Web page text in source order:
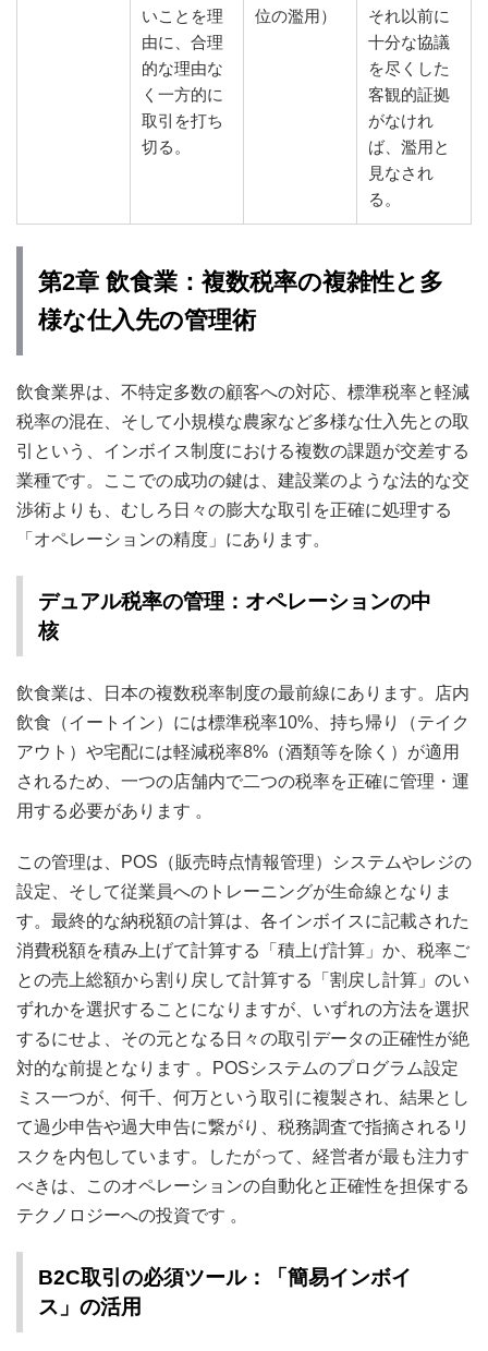
いことを理
由に、合理
的な理由な
く一方的に
取引を打ち
切る。
位の濫用）
それ以前に
十分な協議
を尽くした
客観的証拠
がなけれ
ば、濫用と
見なされ
る。
第2章 飲食業：複数税率の複雑性と多
様な仕入先の管理術
飲食業界は、不特定多数の顧客への対応、標準税率と軽減
税率の混在、そして小規模な農家など多様な仕入先との取
引という、インボイス制度における複数の課題が交差する
業種です。ここでの成功の鍵は、建設業のような法的な交
渉術よりも、むしろ日々の膨大な取引を正確に処理する
「オペレーションの精度」にあります。
デュアル税率の管理：オペレーションの中
核
飲食業は、日本の複数税率制度の最前線にあります。店内
飲食（イートイン）には標準税率10%、持ち帰り（テイク
アウト）や宅配には軽減税率8%（酒類等を除く）が適用
されるため、一つの店舗内で二つの税率を正確に管理・運
用する必要があります 。
この管理は、POS（販売時点情報管理）システムやレジの
設定、そして従業員へのトレーニングが生命線となりま
す。最終的な納税額の計算は、各インボイスに記載された
消費税額を積み上げて計算する「積上げ計算」か、税率ご
との売上総額から割り戻して計算する「割戻し計算」のい
ずれかを選択することになりますが、いずれの方法を選択
するにせよ、その元となる日々の取引データの正確性が絶
対的な前提となります 。POSシステムのプログラム設定
ミス一つが、何千、何万という取引に複製され、結果とし
て過少申告や過大申告に繋がり、税務調査で指摘されるリ
スクを内包しています。したがって、経営者が最も注力す
べきは、このオペレーションの自動化と正確性を担保する
テクノロジーへの投資です 。
B2C取引の必須ツール：「簡易インボイ
ス」の活用